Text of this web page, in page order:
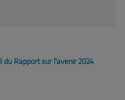
du Rapport sur l'avenir 2024